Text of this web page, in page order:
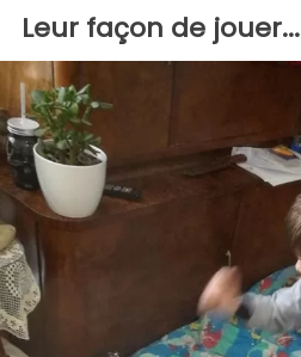
Leur façon de jouer...